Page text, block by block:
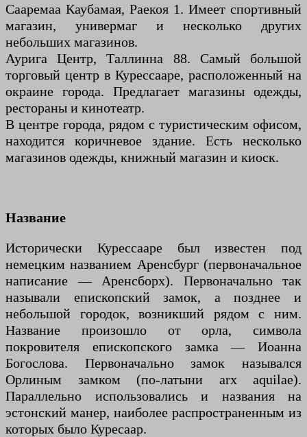
Сааремаа Каубамая, Раекоя 1. Имеет спортивный
магазин, универмаг и несколько других
небольших магазинов.
Аурига Центр, Таллинна 88. Самый большой
торговый центр в Курессааре, расположенный на
окраине города. Предлагает магазины одежды,
рестораны и кинотеатр.
В центре города, рядом с туристическим офисом,
находится коричневое здание. Есть несколько
магазинов одежды, книжный магазин и киоск.
Название
Исторически Курессааре был известен под
немецким названием Аренсбург (первоначальное
написание — Аренсборх). Первоначально так
называли епископский замок, а позднее и
небольшой городок, возникший рядом с ним.
Название произошло от орла, символа
покровителя епископского замка — Иоанна
Богослова. Первоначально замок назывался
Орлиным замком (по-латыни arx aquilae).
Параллельно использовались и названия на
эстонский манер, наиболее распространенным из
которых было Куресаар.